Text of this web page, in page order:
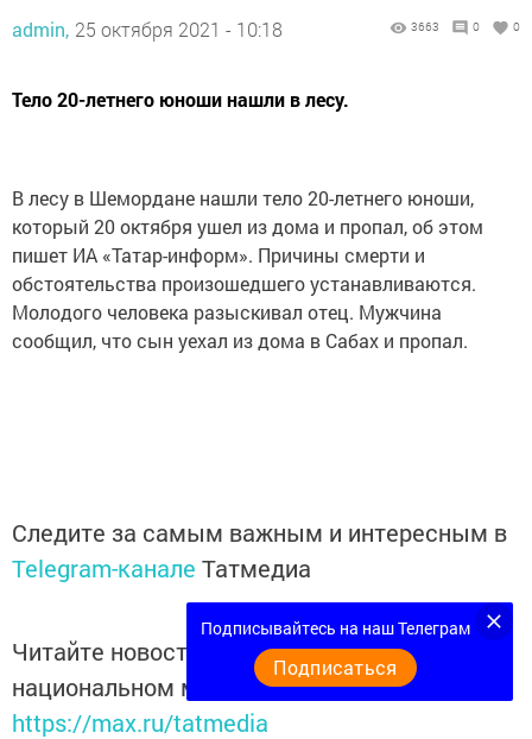
admin, 25 октября 2021 - 10:18 3663 0 0
Тело 20-летнего юноши нашли в лесу.
В лесу в Шемордане нашли тело 20-летнего юноши,
который 20 октября ушел из дома и пропал, об этом
пишет ИА «Татар-информ». Причины смерти и
обстоятельства произошедшего устанавливаются.
Молодого человека разыскивал отец. Мужчина
сообщил, что сын уехал из дома в Сабах и пропал.
Следите за самым важным и интересным в
Telegram-канале Татмедиа
Читайте новости Татарстана в
национальном мессенджере MАХ:
https://max.ru/tatmedia
Подписывайтесь на наш Телеграм
Подписаться